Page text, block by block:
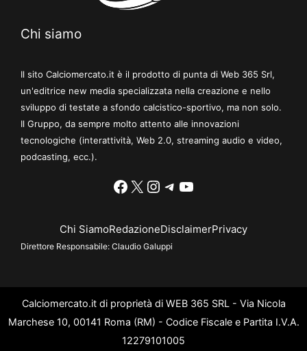
Chi siamo
Il sito Calciomercato.it è il prodotto di punta di Web 365 Srl,
un'editrice new media specializzata nella creazione e nello
sviluppo di testate a sfondo calcistico-sportivo, ma non solo.
Il Gruppo, da sempre molto attento alle innovazioni
tecnologiche (interattività, Web 2.0, streaming audio e video,
podcasting, ecc.).
Facebook
X Instagram
Telegram
YouTube
Chi SiamoRedazioneDisclaimerPrivacy
Direttore Responsabile: Claudio Galuppi
Calciomercato.it di proprietà di WEB 365 SRL - Via Nicola
Marchese 10, 00141 Roma (RM) - Codice Fiscale e Partita I.V.A.
12279101005